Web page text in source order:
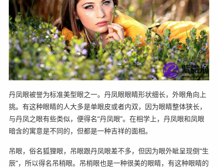
丹凤眼被誉为标准美型眼之一。丹凤眼眼睛形状细长，外眼角向上
挑。有这种眼睛的人大多是单眼皮或者内双，因为眼睛整体狭长，
与丹凤之眼有些类似，便得名“丹凤眼”。在相学上，丹凤眼和凤眼
暗含的寓意是不同的，但都是一种吉祥的面相。
吊眼，俗名狐狸眼，吊眼跟丹凤眼差不多，但因为眼外眦呈现倒“生
辰”，所以得名吊稍眼。吊梢眼也是一种很美的眼睛，有这种眼睛的